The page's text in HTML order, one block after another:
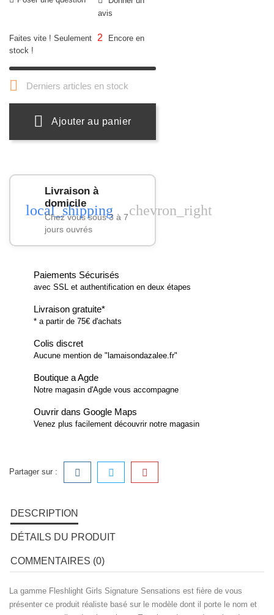
avis
Faites vite ! Seulement 2
Encore en
stock !
 Derniers articles en stock
Ajouter au panier
local_shipping
Livraison à
domicile
Chez vous sous 3 à 7
jours ouvrés
chevron_right
Paiements Sécurisés
avec SSL et authentification en deux étapes
Livraison gratuite*
* a partir de 75€ d'achats
Colis discret
Aucune mention de "lamaisondazalee.fr"
Boutique a Agde
Notre magasin d'Agde vous accompagne
Ouvrir dans Google Maps
Venez plus facilement découvrir notre magasin
Partager sur :
DESCRIPTION
DÉTAILS DU PRODUIT
COMMENTAIRES (0)
La gamme Fleshlight Girls Signature Sensations est fière de vous
présenter ce produit réaliste basé sur le modèle dont il porte le nom et